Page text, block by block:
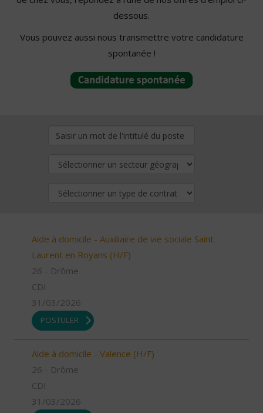
dessous.
Vous pouvez aussi nous transmettre votre candidature
spontanée !
Aide à domicile - Auxiliaire de vie sociale Saint
Laurent en Royans (H/F)
26 - Drôme
CDI
31/03/2026
POSTULER
Aide à domicile - Valence (H/F)
26 - Drôme
CDI
31/03/2026